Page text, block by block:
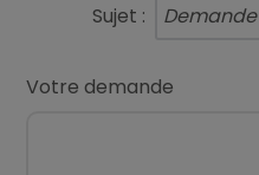
Sujet :
Votre demande